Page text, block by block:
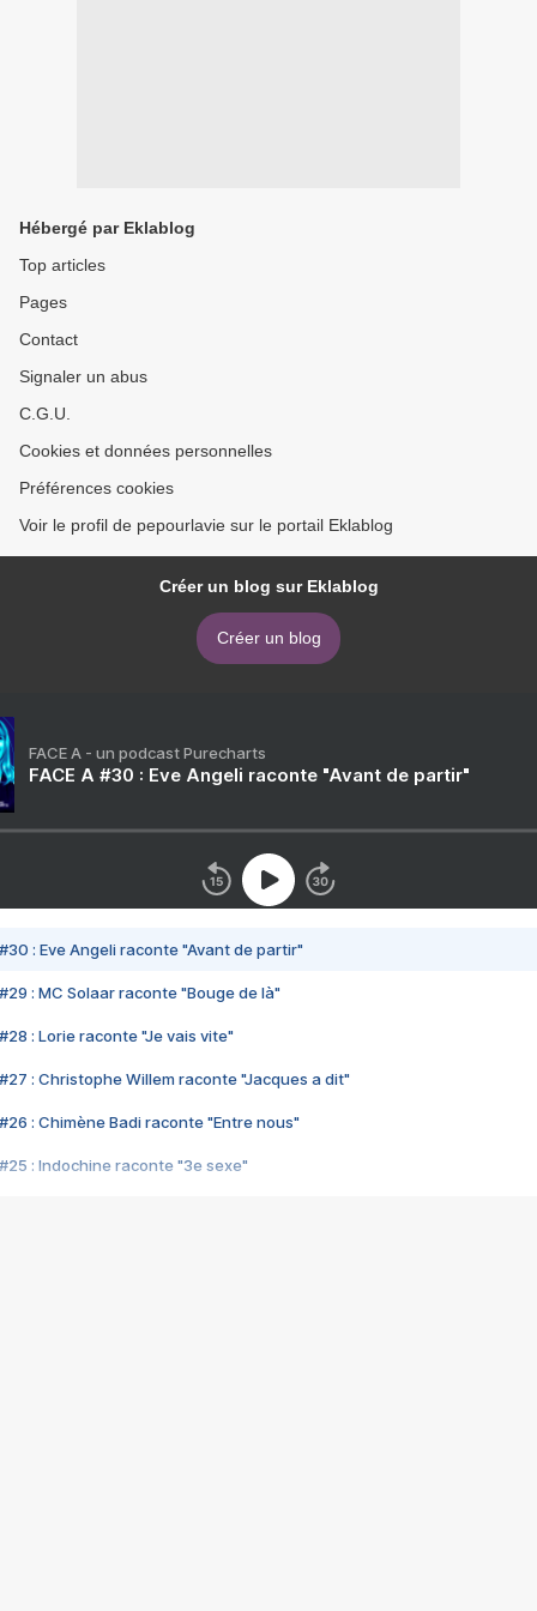
Hébergé par Eklablog
Top articles
Pages
Contact
Signaler un abus
C.G.U.
Cookies et données personnelles
Préférences cookies
Voir le profil de pepourlavie sur le portail Eklablog
Créer un blog sur Eklablog
Créer un blog
FACE A - un podcast Purecharts
FACE A #30 : Eve Angeli raconte "Avant de partir"
#30 : Eve Angeli raconte "Avant de partir"
#29 : MC Solaar raconte "Bouge de là"
#28 : Lorie raconte "Je vais vite"
#27 : Christophe Willem raconte "Jacques a dit"
#26 : Chimène Badi raconte "Entre nous"
#25 : Indochine raconte "3e sexe"